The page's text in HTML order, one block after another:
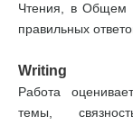
Чтения, в Общем
правильных
Writing
Работа
темы,